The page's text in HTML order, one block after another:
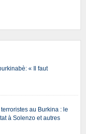
« Il faut
au Burkina : le
à Solenzo et autres